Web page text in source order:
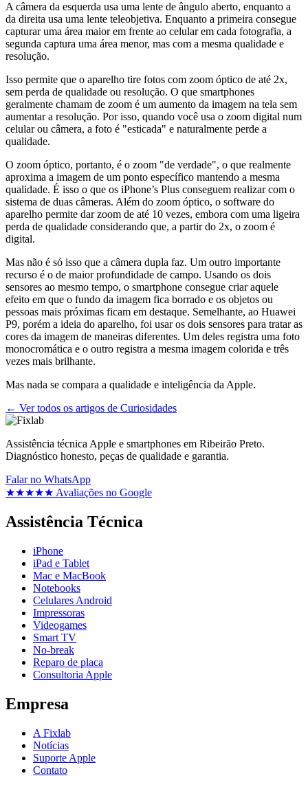
A câmera da esquerda usa uma lente de ângulo aberto, enquanto a
da direita usa uma lente teleobjetiva. Enquanto a primeira consegue
capturar uma área maior em frente ao celular em cada fotografia, a
segunda captura uma área menor, mas com a mesma qualidade e
resolução.
Isso permite que o aparelho tire fotos com zoom óptico de até 2x,
sem perda de qualidade ou resolução. O que smartphones
geralmente chamam de zoom é um aumento da imagem na tela sem
aumentar a resolução. Por isso, quando você usa o zoom digital num
celular ou câmera, a foto é "esticada" e naturalmente perde a
qualidade.
O zoom óptico, portanto, é o zoom "de verdade", o que realmente
aproxima a imagem de um ponto específico mantendo a mesma
qualidade. É isso o que os iPhone’s Plus conseguem realizar com o
sistema de duas câmeras. Além do zoom óptico, o software do
aparelho permite dar zoom de até 10 vezes, embora com uma ligeira
perda de qualidade considerando que, a partir do 2x, o zoom é
digital.
Mas não é só isso que a câmera dupla faz. Um outro importante
recurso é o de maior profundidade de campo. Usando os dois
sensores ao mesmo tempo, o smartphone consegue criar aquele
efeito em que o fundo da imagem fica borrado e os objetos ou
pessoas mais próximas ficam em destaque. Semelhante, ao Huawei
P9, porém a ideia do aparelho, foi usar os dois sensores para tratar as
cores da imagem de maneiras diferentes. Um deles registra uma foto
monocromática e o outro registra a mesma imagem colorida e três
vezes mais brilhante.
Mas nada se compara a qualidade e inteligência da Apple.
← Ver todos os artigos de Curiosidades
Assistência técnica Apple e smartphones em Ribeirão Preto.
Diagnóstico honesto, peças de qualidade e garantia.
Falar no WhatsApp
★★★★★ Avaliações no Google
Assistência Técnica
iPhone
iPad e Tablet
Mac e MacBook
Notebooks
Celulares Android
Impressoras
Videogames
Smart TV
No-break
Reparo de placa
Consultoria Apple
Empresa
A Fixlab
Notícias
Suporte Apple
Contato